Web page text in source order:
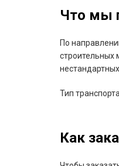
Что мы
По
строительных
Тип
Как